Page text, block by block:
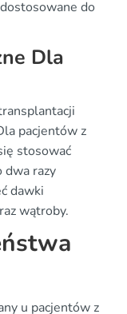
do
Dla
pacjentów z
stosować
dwa razy
dawki
wątroby.
u pacjentów z